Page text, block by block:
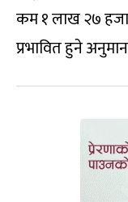
कम १ लाख २७
प्रभावित हुने